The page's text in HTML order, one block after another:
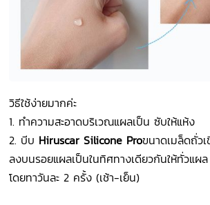
วิธีใช้ง่ายมากค่ะ
1. ทำความสะอาดบริเวณแผลเป็น ซับให้แห้ง
2. บีบ Hiruscar Silicone Proขนาดเมล็ดถั่ว
ลงบนรอยแผลเป็นในทิศทางเดียวกันให้ทั่วแผล
โดยทาวันละ 2 ครั้ง (เช้า-เย็น)